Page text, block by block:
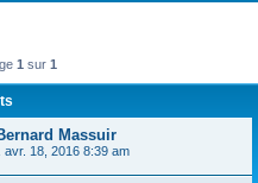
1 sur 1
Massuir
avr. 18, 2016 8:39 am